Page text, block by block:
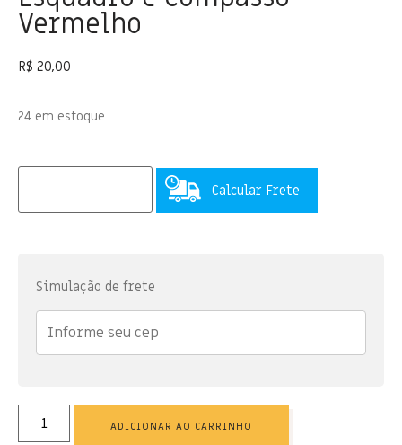
Vermelho
R$ 20,00
24 em estoque
Calcular Frete
Simulação de frete
ADICIONAR AO CARRINHO